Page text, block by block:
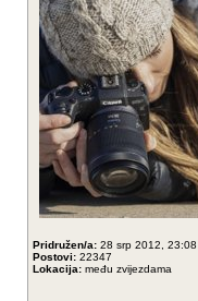
Pridružen/a: 28 srp 2012, 23:08
Postovi: 22347
Lokacija: među zvijezdama